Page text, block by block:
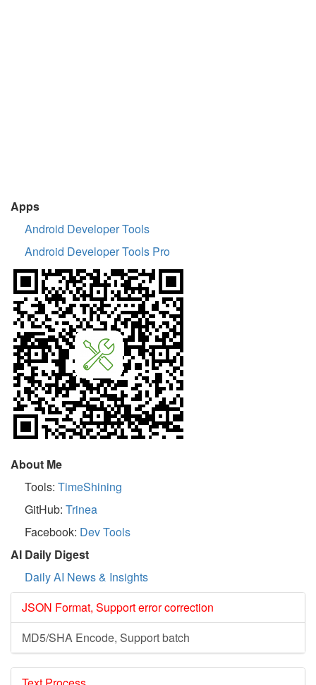
Apps
Android Developer Tools
Android Developer Tools Pro
About Me
Tools: TimeShining
GitHub: Trinea
Facebook: Dev Tools
AI Daily Digest
Daily AI News & Insights
JSON Format, Support error correction
MD5/SHA Encode, Support batch